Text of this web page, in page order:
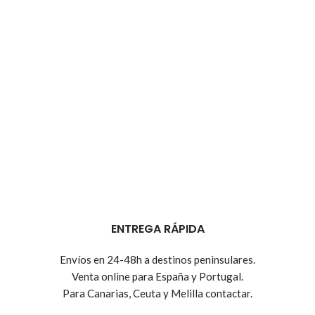
ENTREGA RÁPIDA
Envíos en 24-48h a destinos peninsulares.
Venta online para España y Portugal.
Para Canarias, Ceuta y Melilla contactar.